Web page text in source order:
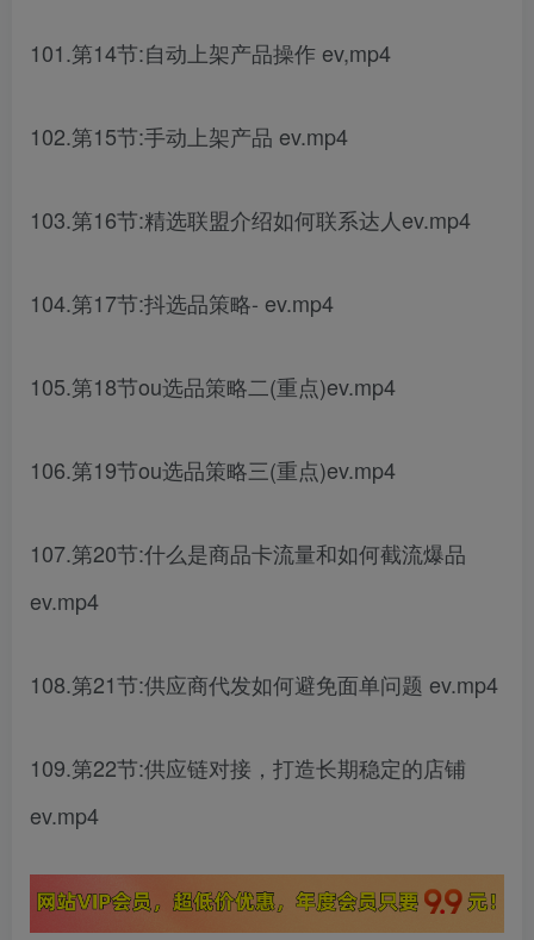
101.第14节:自动上架产品操作 ev,mp4
102.第15节:手动上架产品 ev.mp4
103.第16节:精选联盟介绍如何联系达人ev.mp4
104.第17节:抖选品策略- ev.mp4
105.第18节ou选品策略二(重点)ev.mp4
106.第19节ou选品策略三(重点)ev.mp4
107.第20节:什么是商品卡流量和如何截流爆品
ev.mp4
108.第21节:供应商代发如何避免面单问题 ev.mp4
109.第22节:供应链对接，打造长期稳定的店铺
ev.mp4